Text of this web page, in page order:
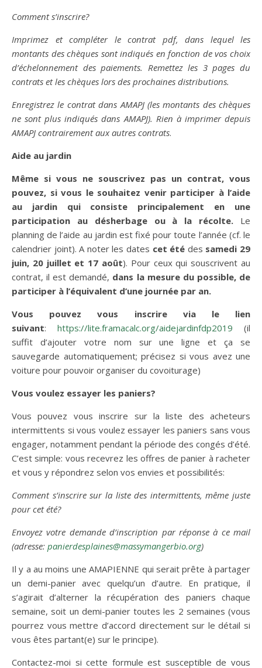
Comment s’inscrire?
Imprimez et compléter le contrat pdf, dans lequel les
montants des chèques sont indiqués en fonction de vos choix
d’échelonnement des paiements. Remettez les 3 pages du
contrats et les chèques lors des prochaines distributions.
Enregistrez le contrat dans AMAPJ (les montants des chèques
ne sont plus indiqués dans AMAPJ). Rien à imprimer depuis
AMAPJ contrairement aux autres contrats.
Aide au jardin
Même si vous ne souscrivez pas un contrat, vous
pouvez, si vous le souhaitez venir participer à l’aide
au jardin qui consiste principalement en une
participation au désherbage ou à la récolte. Le
planning de l’aide au jardin est fixé pour toute l’année (cf. le
calendrier joint). A noter les dates cet été des samedi 29
juin, 20 juillet et 17 août). Pour ceux qui souscrivent au
contrat, il est demandé, dans la mesure du possible, de
participer à l’équivalent d’une journée par an.
Vous pouvez vous inscrire via le lien
suivant: https://lite.framacalc.org/aidejardinfdp2019 (il
suffit d’ajouter votre nom sur une ligne et ça se
sauvegarde automatiquement; précisez si vous avez une
voiture pour pouvoir organiser du covoiturage)
Vous voulez essayer les paniers?
Vous pouvez vous inscrire sur la liste des acheteurs
intermittents si vous voulez essayer les paniers sans vous
engager, notamment pendant la période des congés d’été.
C’est simple: vous recevrez les offres de panier à racheter
et vous y répondrez selon vos envies et possibilités:
Comment s’inscrire sur la liste des intermittents, même juste
pour cet été?
Envoyez votre demande d’inscription par réponse à ce mail
(adresse: panierdesplaines@massymangerbio.org)
Il y a au moins une AMAPIENNE qui serait prête à partager
un demi-panier avec quelqu’un d’autre. En pratique, il
s’agirait d’alterner la récupération des paniers chaque
semaine, soit un demi-panier toutes les 2 semaines (vous
pourrez vous mettre d’accord directement sur le détail si
vous êtes partant(e) sur le principe).
Contactez-moi si cette formule est susceptible de vous